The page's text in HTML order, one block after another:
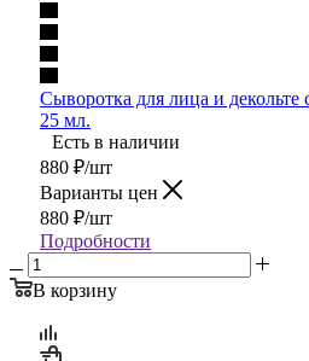
Сыворотка для лица и
25 мл.
Есть в наличии
880 ₽/шт
Варианты цен
880 ₽/шт
Подробности
В корзину